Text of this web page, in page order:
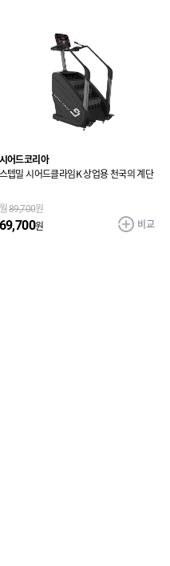
시어드코리아
스텝밀 시어드클라임K 상업용 천국의 계단
월89,700원
69,700원 비교